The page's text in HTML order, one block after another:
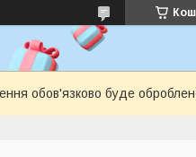
обов'язково буде